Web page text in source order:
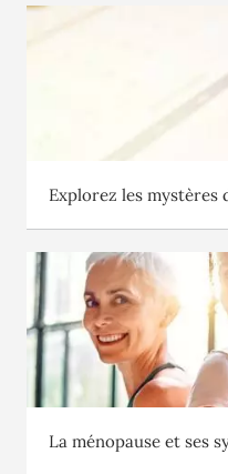
Explorez les mystères
La ménopause et ses